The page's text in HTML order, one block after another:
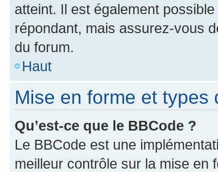
atteint. Il est également
répondant, mais assurez-vous
du forum.
Haut
Mise en forme et types
Qu’est-ce que le BBCode ?
Le BBCode est une
meilleur contrôle sur la mise en